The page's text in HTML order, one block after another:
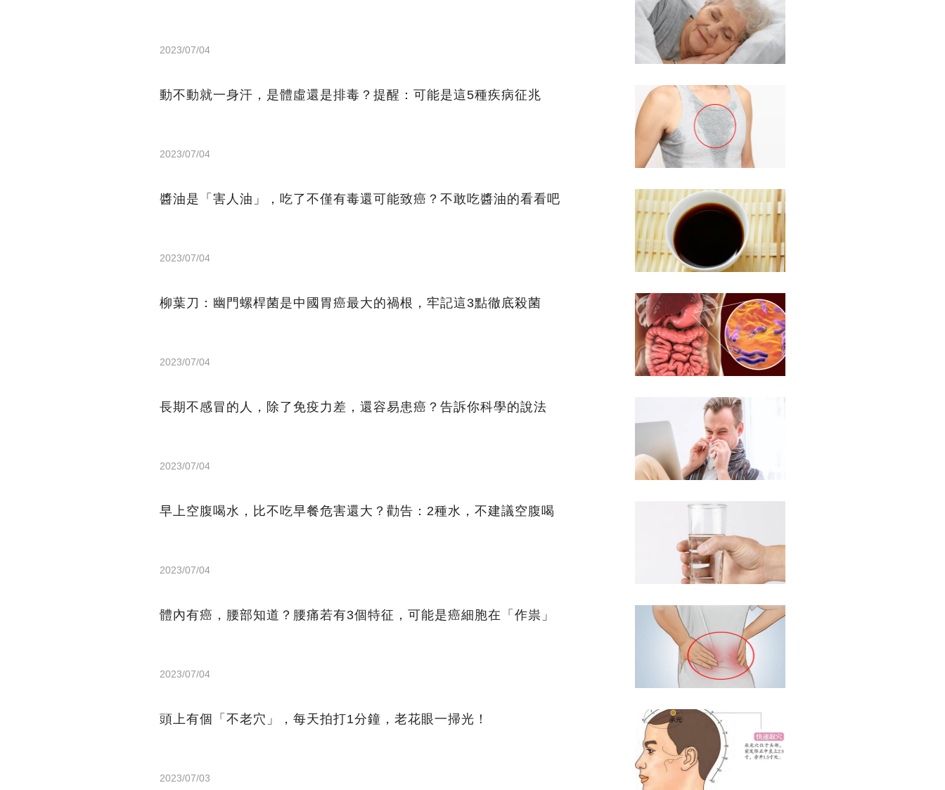
2023/07/04
動不動就一身汗，是體虛還是排毒？提醒：可能是這5種疾病征兆
2023/07/04
醬油是「害人油」，吃了不僅有毒還可能致癌？不敢吃醬油的看看吧
2023/07/04
柳葉刀：幽門螺桿菌是中國胃癌最大的禍根，牢記這3點徹底殺菌
2023/07/04
長期不感冒的人，除了免疫力差，還容易患癌？告訴你科學的說法
2023/07/04
早上空腹喝水，比不吃早餐危害還大？勸告：2種水，不建議空腹喝
2023/07/04
體內有癌，腰部知道？腰痛若有3個特征，可能是癌細胞在「作祟」
2023/07/04
頭上有個「不老穴」，每天拍打1分鐘，老花眼一掃光！
2023/07/03